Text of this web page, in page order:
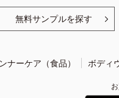
無料サンプルを探す
ナーケア（食品） ボディ